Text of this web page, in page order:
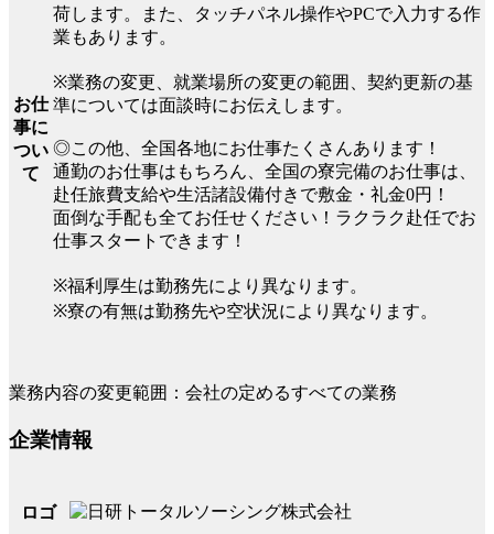
お仕
事に
つい
て
荷します。また、タッチパネル操作やPCで入力する作
業もあります。
※業務の変更、就業場所の変更の範囲、契約更新の基
準については面談時にお伝えします。
◎この他、全国各地にお仕事たくさんあります！
通勤のお仕事はもちろん、全国の寮完備のお仕事は、
赴任旅費支給や生活諸設備付きで敷金・礼金0円！
面倒な手配も全てお任せください！ラクラク赴任でお
仕事スタートできます！
※福利厚生は勤務先により異なります。
※寮の有無は勤務先や空状況により異なります。
業務内容の変更範囲：会社の定めるすべての業務
企業情報
ロゴ